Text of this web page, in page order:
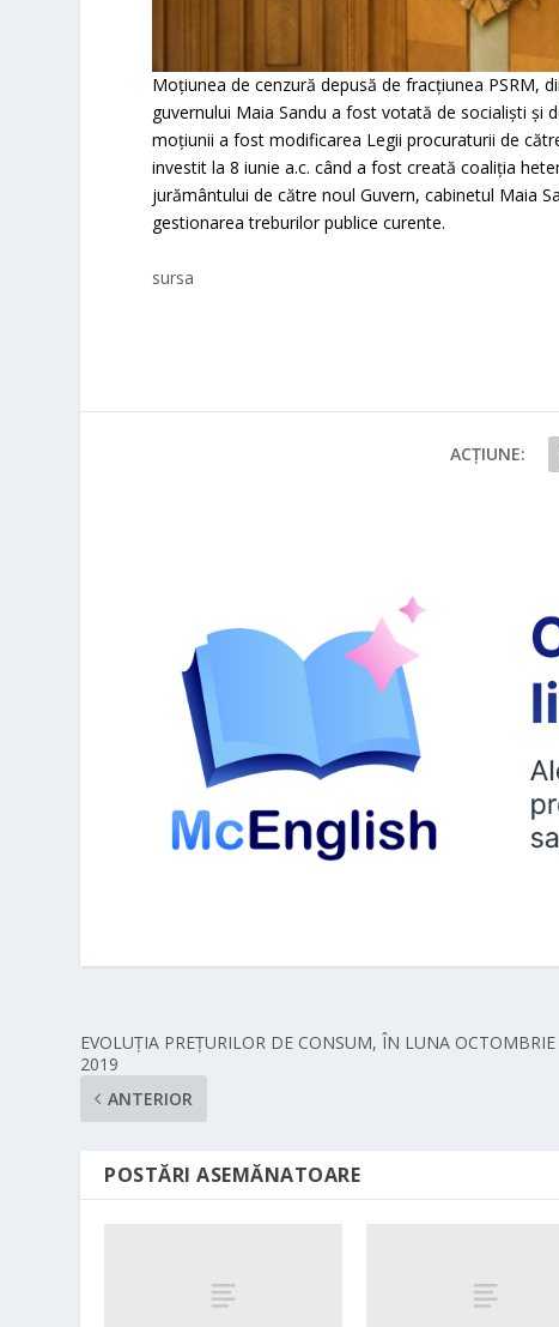
Moţiunea de cenzură depusă de fracţiunea PSRM,
guvernului Maia Sandu a fost votată de socialişti şi
moţiunii a fost modificarea Legii procuraturii de
investit la 8 iunie a.c. când a fost creată coaliţia
jurământului de către noul Guvern, cabinetul Maia
gestionarea treburilor publice curente.
sursa
ACȚIUNE:
EVOLUŢIA PREŢURILOR DE CONSUM, ÎN LUNA OCTOMBRIE
2019
ANTERIOR
POSTĂRI ASEMĂNATOARE